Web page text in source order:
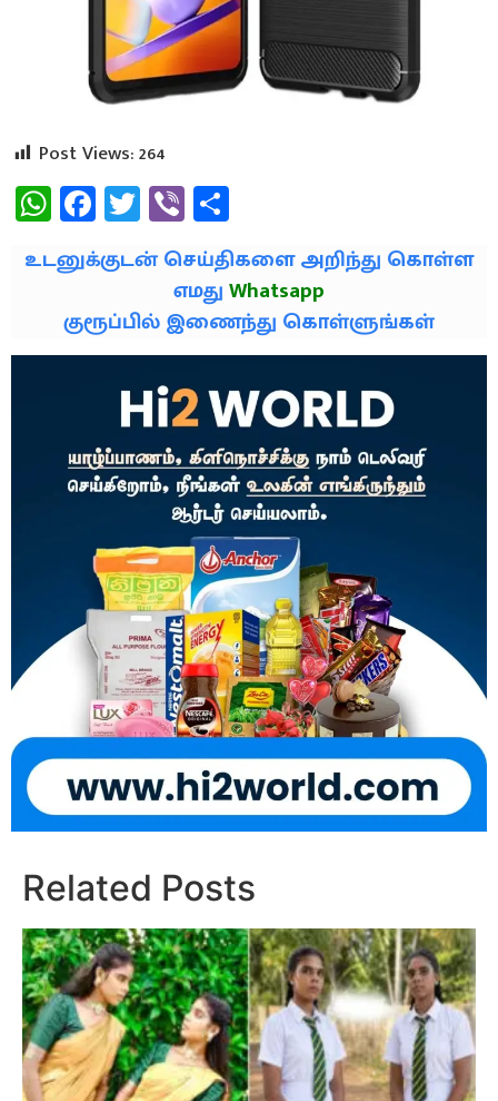
Post Views:264
WhatsApp
Facebook
Twitter
Viber
உடனுக்குடன் செய்திகளை அறிந்து கொள்ள
எமதுWhatsapp
குரூப்பில் இணைந்து கொள்ளுங்கள்
Related Posts